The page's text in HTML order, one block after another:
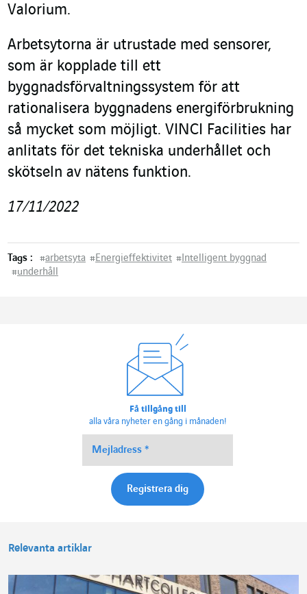
Valorium.
Arbetsytorna är utrustade med sensorer,
som är kopplade till ett
byggnadsförvaltningssystem för att
rationalisera byggnadens energiförbrukning
så mycket som möjligt. VINCI Facilities har
anlitats för det tekniska underhållet och
skötseln av nätens funktion.
17/11/2022
Tags : #arbetsyta #Energieffektivitet # Intelligent byggnad
#underhåll
Få tillgång till
alla våra nyheter en gång i månaden!
Relevanta artiklar